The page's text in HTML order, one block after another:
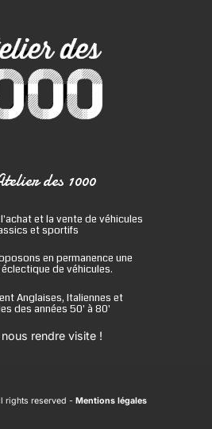
des 1000
et la vente de véhicules
et sportifs
en permanence une
de véhicules.
Anglaises, Italiennes et
des années 50' à 80'
rendre visite !
rights reserved - Mentions légales